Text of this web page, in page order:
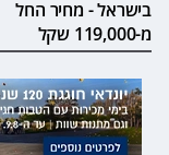
בישראל - מחיר החל
מ-119,000 שקל